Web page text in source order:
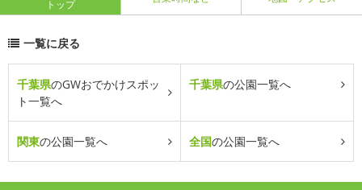
トップ
一覧に戻る
千葉県のGWおでかけスポッ
ト一覧へ
千葉県の公園一覧へ
関東の公園一覧へ 全国の公園一覧へ